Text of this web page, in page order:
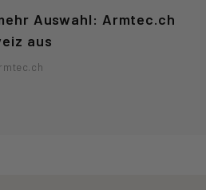
Auswahl: Armtec.ch
aus